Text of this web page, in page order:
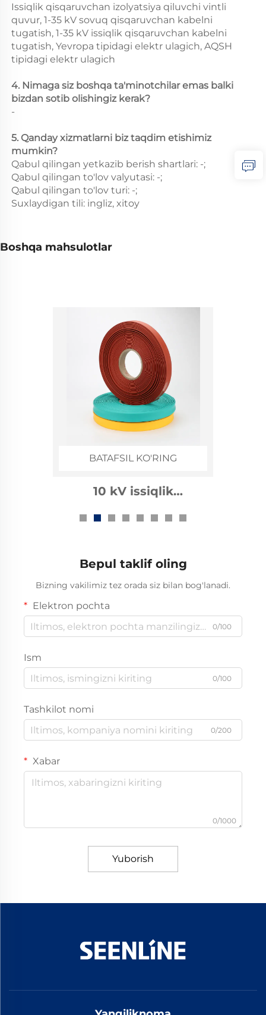
Issiqlik qisqaruvchan izolyatsiya qiluvchi vintli
quvur, 1-35 kV sovuq qisqaruvchan kabelni
tugatish, 1-35 kV issiqlik qisqaruvchan kabelni
tugatish, Yevropa tipidagi elektr ulagich, AQSH
tipidagi elektr ulagich
4. Nimaga siz boshqa ta'minotchilar emas balki
bizdan sotib olishingiz kerak?
-
5. Qanday xizmatlarni biz taqdim etishimiz
mumkin?
Qabul qilingan yetkazib berish shartlari: -;
Qabul qilingan to'lov valyutasi: -;
Qabul qilingan to'lov turi: -;
Suxlaydigan tili: ingliz, xitoy
Boshqa mahsulotlar
BATAFSIL KO'RING
1kv Issiqlikni Qaytaruvchi
Bepul taklif oling
Bizning vakilimiz tez orada siz bilan bog'lanadi.
Elektron pochta
0/100
Ism
0/100
Tashkilot nomi
0/200
Xabar
0/1000
Yuborish